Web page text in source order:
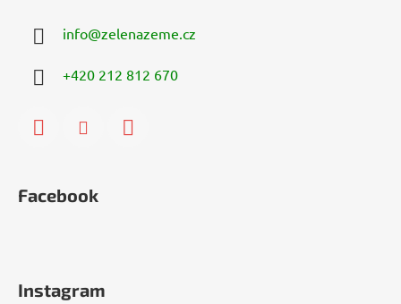
info@zelenazeme.cz
+420 212 812 670
Facebook
Instagram